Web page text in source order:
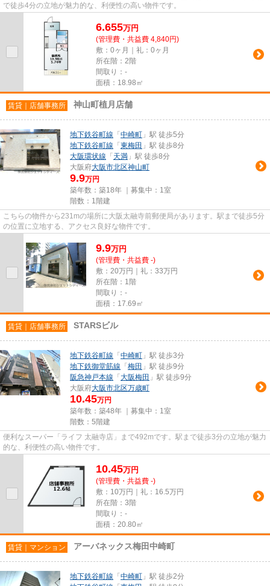
で徒歩4分の立地が魅力的な、利便性の高い物件です。
6.655万円
(管理費・共益費 4,840円)
敷：0ヶ月｜礼：0ヶ月
所在階：2階
間取り：-
面積：18.98㎡
賃貸｜店舗事務所 神山町植月店舗
地下鉄谷町線 「 中崎町 」駅 徒歩5分
地下鉄谷町線 「 東梅田 」駅 徒歩8分
大阪環状線 「 天満 」駅 徒歩8分
大阪府大阪市北区神山町
9.9万円
築年数：築18年 ｜募集中： 1室
階数：1階建
こちらの物件から231mの場所に大阪太融寺前郵便局があります。駅まで徒歩5分
の位置に立地する、アクセス良好な物件です。
9.9万円
(管理費・共益費 -)
敷：20万円｜礼：33万円
所在階：1階
間取り：-
面積：17.69㎡
賃貸｜店舗事務所 STARSビル
地下鉄谷町線 「 中崎町 」駅 徒歩3分
地下鉄御堂筋線 「 梅田 」駅 徒歩9分
阪急神戸本線 「 大阪梅田 」駅 徒歩9分
大阪府大阪市北区万歳町
10.45万円
築年数：築48年 ｜募集中： 1室
階数：5階建
便利なスーパー「ライフ 太融寺店」まで492mです。駅まで徒歩3分の立地が魅力
的な、利便性の高い物件です。
10.45万円
(管理費・共益費 -)
敷：10万円｜礼：16.5万円
所在階：3階
間取り：-
面積：20.80㎡
賃貸｜マンション アーバネックス梅田中崎町
地下鉄谷町線 「 中崎町 」駅 徒歩2分